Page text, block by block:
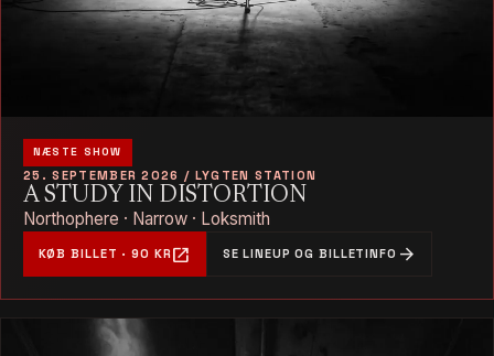
NÆSTE SHOW
25. SEPTEMBER 2026 / LYGTEN STATION
A STUDY IN DISTORTION
Northophere · Narrow · Loksmith
KØB BILLET · 90 KR open_in_new SE LINEUP OG BILLETINFO arrow_forward